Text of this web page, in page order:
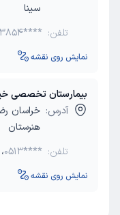
سینا
تلفن:
نمایش روی نقشه
بیمارستان تخصصی
آدرس: خراسان
هنرستان
تلفن:
،0513****
نمایش روی نقشه